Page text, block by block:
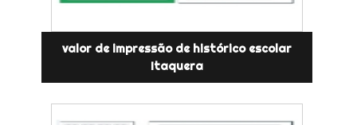
valor de impressão de histórico escolar
Itaquera